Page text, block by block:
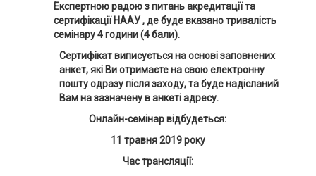
Експертною радою з питань акредитації та
сертифікації НААУ , де буде вказано тривалість
семінару 4 години (4 бали).
Сертифікат виписується на основі заповнених
анкет, які Ви отримаєте на свою електронну
пошту одразу після заходу, та буде надісланий
Вам на зазначену в анкеті адресу.
Онлайн-семінар відбудеться:
11 травня 2019року
Час трансляції: